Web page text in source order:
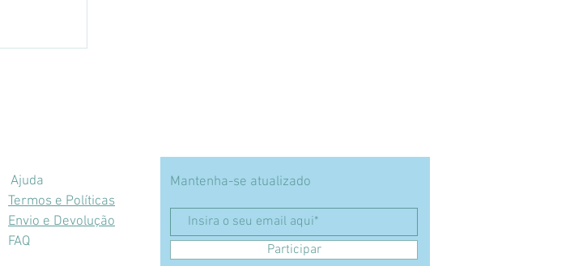
Ajuda
Termos e Políticas
Envio e Devolução
FAQ
Mantenha-se atualizado
Participar